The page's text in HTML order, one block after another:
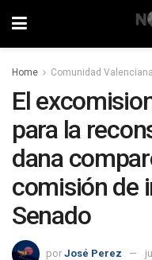
Home Comunidad Valenciana
El
para la
dana
comisión de
Senado
por José Perez